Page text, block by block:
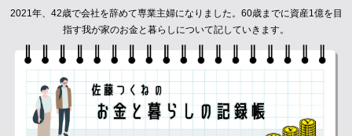
2021年、42歳で会社を辞めて専業主婦になりました。60歳までに資産1億を目
指す我が家のお金と暮らしについて記していきます。